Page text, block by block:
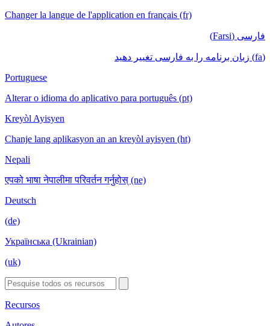
Changer la langue de l'application en français (fr)
فارسی (Farsi)
(fa) زبان برنامه را به فارسی تغییر دهید
Portuguese
Alterar o idioma do aplicativo para português (pt)
Kreyòl Ayisyen
Chanje lang aplikasyon an an kreyòl ayisyen (ht)
Nepali
एपको भाषा नेपालीमा परिवर्तन गर्नुहोस् (ne)
Deutsch
(de)
Українська (Ukrainian)
(uk)
Recursos